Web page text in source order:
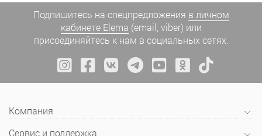
Подпишитесь на спецпредложения в личном
кабинете Elema (email, viber) или
присоединяйтесь к нам в социальных сетях.
Компания
Сервис и поддержка